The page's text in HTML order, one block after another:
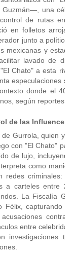
una
de rutas en
en folletos
junto a
mexicanas y
lavado de
Chato" a esta
especulaciones
donde el
según reportes
de las Influencers
Gurrola, quien ya
con "El Chato"
de lujo,
como
redes criminales:
a carteles entre
La Fiscalía
Félix, capturando
contra
entre